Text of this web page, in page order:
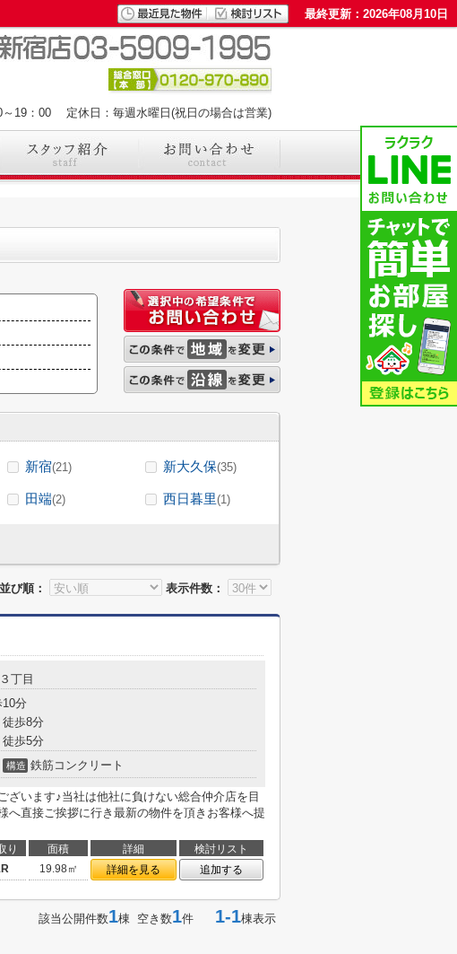
最終更新：2026年08月10日
～19：00 定休日：毎週水曜日(祝日の場合は営業)
新宿(21) 新大久保(35)
田端(2) 西日暮里(1)
並び順：
表示件数：
３丁目
10分
徒歩8分
徒歩5分
構造 鉄筋コンクリート
ざいます♪当社は他社に負けない総合仲介店を目
へ直接ご挨拶に行き最新の物件を頂きお客様へ提
り 面積 詳細
検討リスト
19.98㎡ 詳細を見る 追加する
該当公開件数1棟 空き数1件 1-1棟表示